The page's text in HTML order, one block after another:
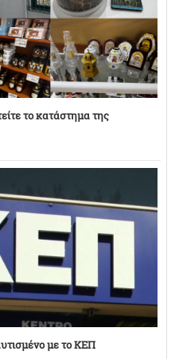
το κατάστημα της
με το ΚΕΠ